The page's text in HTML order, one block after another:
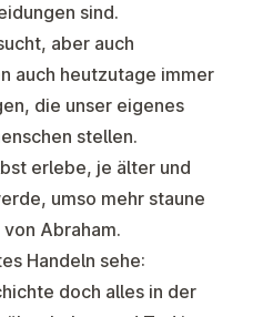
sind.
aber auch
auch heutzutage immer
die unser eigenes
stellen.
erlebe, je älter und
umso mehr staune
Abraham.
Handeln sehe:
doch alles in der